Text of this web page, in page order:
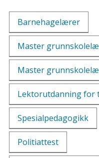
Barnehagelærer
Master
Master
Lektorutdanning for
Spesialpedagogikk
Politiattest